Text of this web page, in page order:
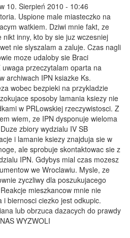
w 10. Sierpień 2010 - 10:46
Uspione male miasteczko na
watkiem. Dziwi mnie fakt, ze
inny, kto by sie juz wczesniej
nie slyszalam a zaluje. Czas nagli
moze udaloby sie Braci
przeczytalam oparta na
archiwach IPN ksiazke Ks.
wobec bezpieki na przykladzie
sposoby lamania ksiezy nie
w PRLowskiej rzeczywistosci. Z
wiem, ze IPN dysponuje wieloma
zbiory wydzialu IV SB
i lamanie ksiezy znajduja sie w
ale sprobuje skontaktowac sie z
IPN. Gdybys mial czas mozesz
we Wroclawiu. Mysle, ze
zyczliwy dla poszukujacego
mieszkancow mnie nie
biernosci ciezko jest odkupic.
lub obrzuca dazacych do prawdy
WYZWOLI